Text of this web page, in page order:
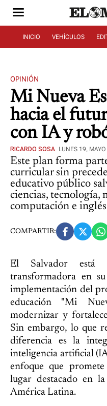
INICIO VEHÍCULOS
OPINIÓN
Mi Nueva
hacia el
con IA y
RICARDO SOSA LUNES 19,
Este plan forma
curricular sin
educativo público
ciencias, tecnología,
computación e
COMPARTIR:
El Salvador está
transformadora en
implementación del
educación "Mi
modernizar y
Sin embargo, lo que
diferencia es la
inteligencia artificial
enfoque que
lugar destacado en
América Latina.